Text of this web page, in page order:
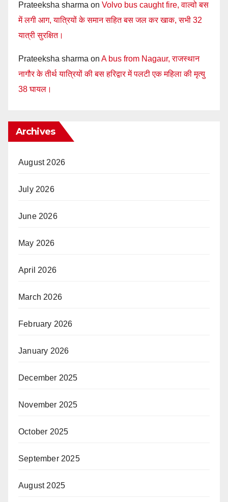
Prateeksha sharma on Volvo bus caught fire, वाल्वो बस
में लगी आग, यात्रियों के समान सहित बस जल कर खाक, सभी 32
यात्री सुरक्षित।
Prateeksha sharma on A bus from Nagaur, राजस्थान
नागौर के तीर्थ यात्रियों की बस हरिद्वार में पलटी एक महिला की मृत्यु
38 घायल।
Archives
August 2026
July 2026
June 2026
May 2026
April 2026
March 2026
February 2026
January 2026
December 2025
November 2025
October 2025
September 2025
August 2025